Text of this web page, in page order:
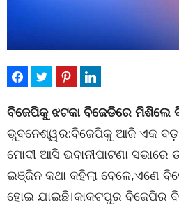
ବିଜେପିକୁ ଝଟକା ବିଜେଡିରେ ମିଶିଲେ
ଭୁବନେଶ୍ୱର:ବିଜେପିକୁ ଆଜି ଏକ ବଡ଼
ମୋଦୀ ଆସି ଭବାନୀପାଟଣା
ଇଞ୍ଜିନ କଥା କହିଲା ବେଳେ,ଏଣେ
ହୋଇ ଯାଇଛି।କାକଟପୁର ବିଜେପିର